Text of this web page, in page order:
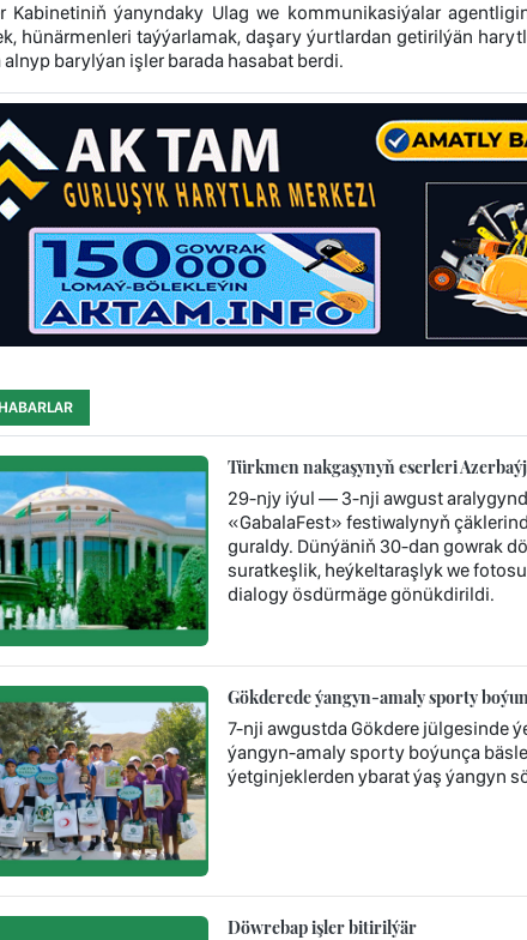
Kabinetiniň ýanyndaky Ulag we kommunikasiýalar
hünärmenleri taýýarlamak, daşary ýurtlardan getirilýän
barylýan işler barada hasabat berdi.
Türkmen nakgaşynyň eserleri
29-njy iýul — 3-nji awgust
«GabalaFest» festiwalynyň
guraldy. Dünýäniň 30-dan gowrak
suratkeşlik, heýkeltaraşlyk we
dialogy ösdürmäge gönükdirildi.
Gökderede ýangyn-amaly sporty
7-nji awgustda Gökdere jülgesinde
ýangyn-amaly sporty boýunça
ýetginjeklerden ybarat ýaş ýangyn
Döwrebap işler bitirilýär